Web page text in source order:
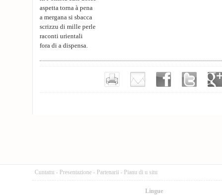
aspetta torna à pena
a mergana si sbacca
scrizzu di mille perle
raconti urientali
fora di a dispensa.
Cuntattu - Presentazione - Partenarii - Pianu di u situ
Lingue